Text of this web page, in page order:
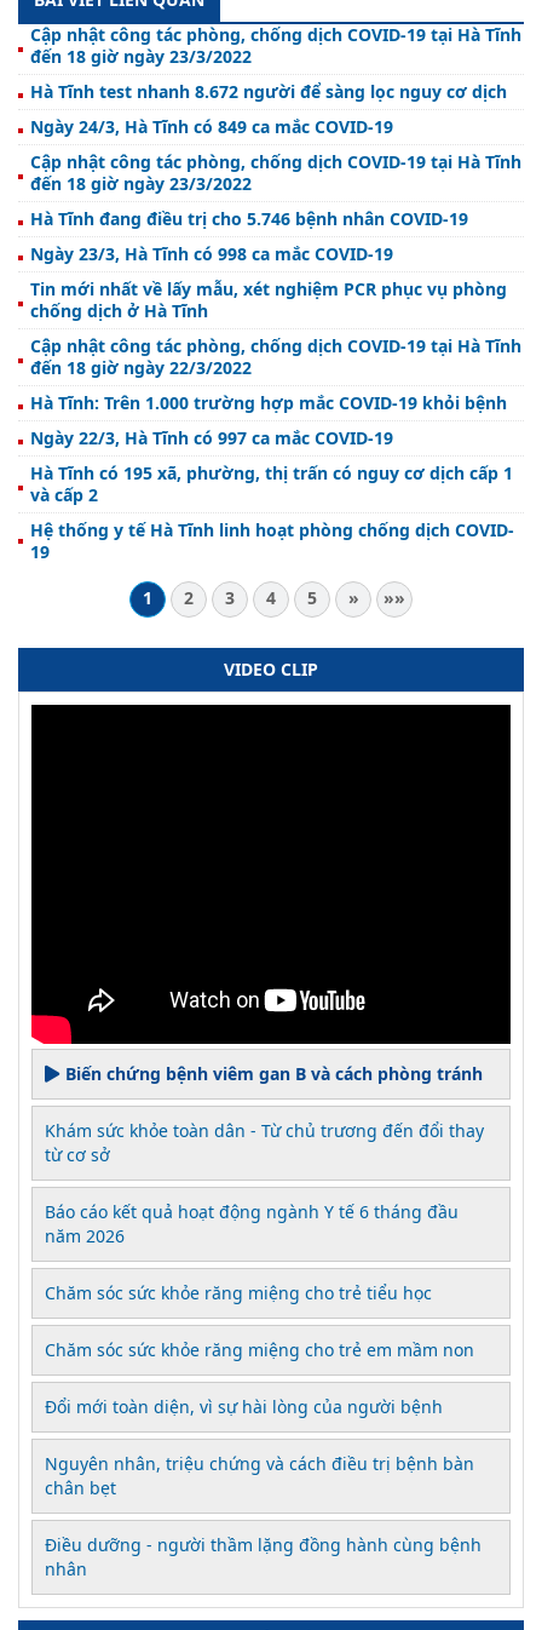
Cập nhật công tác phòng, chống dịch COVID-19 tại Hà Tĩnh
đến 18 giờ ngày 23/3/2022
Hà Tĩnh test nhanh 8.672 người để sàng lọc nguy cơ dịch
Ngày 24/3, Hà Tĩnh có 849 ca mắc COVID-19
Cập nhật công tác phòng, chống dịch COVID-19 tại Hà Tĩnh
đến 18 giờ ngày 23/3/2022
Hà Tĩnh đang điều trị cho 5.746 bệnh nhân COVID-19
Ngày 23/3, Hà Tĩnh có 998 ca mắc COVID-19
Tin mới nhất về lấy mẫu, xét nghiệm PCR phục vụ phòng
chống dịch ở Hà Tĩnh
Cập nhật công tác phòng, chống dịch COVID-19 tại Hà Tĩnh
đến 18 giờ ngày 22/3/2022
Hà Tĩnh: Trên 1.000 trường hợp mắc COVID-19 khỏi bệnh
Ngày 22/3, Hà Tĩnh có 997 ca mắc COVID-19
Hà Tĩnh có 195 xã, phường, thị trấn có nguy cơ dịch cấp 1
và cấp 2
Hệ thống y tế Hà Tĩnh linh hoạt phòng chống dịch COVID-
19
1
2 3 4 5 » »»
VIDEO CLIP
Biến chứng bệnh viêm gan B và cách phòng tránh
Khám sức khỏe toàn dân - Từ chủ trương đến đổi thay
từ cơ sở
Báo cáo kết quả hoạt động ngành Y tế 6 tháng đầu
năm 2026
Chăm sóc sức khỏe răng miệng cho trẻ tiểu học
Chăm sóc sức khỏe răng miệng cho trẻ em mầm non
Đổi mới toàn diện, vì sự hài lòng của người bệnh
Nguyên nhân, triệu chứng và cách điều trị bệnh bàn
chân bẹt
Điều dưỡng - người thầm lặng đồng hành cùng bệnh
nhân